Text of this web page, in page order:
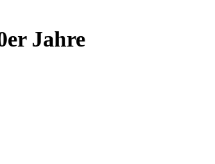
Jahre